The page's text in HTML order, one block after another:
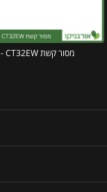
מסור קשת CT32EW -תבור